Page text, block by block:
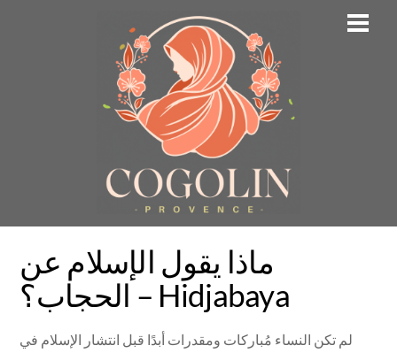
ماذا يقول الإسلام عن
الحجاب؟ – Hidjabaya
لم تكن النساء مُباركات ومقدرات أبدًا قبل انتشار الإسلام في